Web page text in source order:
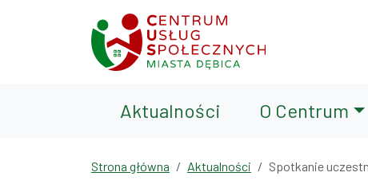
Przejdź do wyszukiwarki
Aktualności O Centrum
Strona główna Aktualności Spotkanie